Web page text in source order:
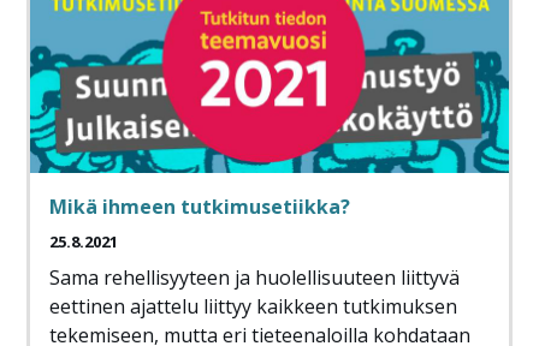
Mikä ihmeen tutkimusetiikka?
25.8.2021
Sama rehellisyyteen ja huolellisuuteen liittyvä
eettinen ajattelu liittyy kaikkeen tutkimuksen
tekemiseen, mutta eri tieteenaloilla kohdataan